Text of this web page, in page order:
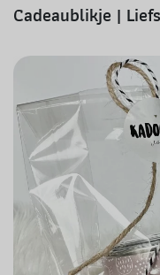
Cadeaublikje |